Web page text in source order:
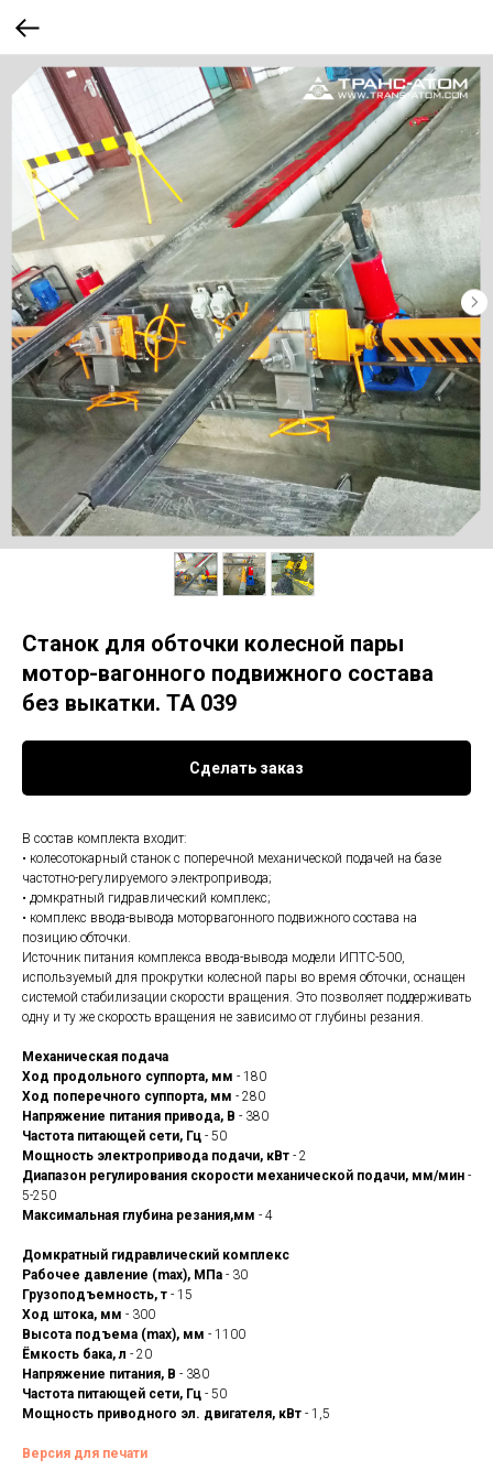
Станок для обточки колесной пары
мотор-вагонного подвижного состава
без выкатки. ТА 039
Сделать заказ
В состав комплекта входит:
• колесотокарный станок с поперечной механической подачей на базе
частотно-регулируемого электропривода;
• домкратный гидравлический комплекс;
• комплекс ввода-вывода моторвагонного подвижного состава на
позицию обточки.
Источник питания комплекса ввода-вывода модели ИПТС-500,
используемый для прокрутки колесной пары во время обточки, оснащен
системой стабилизации скорости вращения. Это позволяет поддерживать
одну и ту же скорость вращения не зависимо от глубины резания.
Механическая подача
Ход продольного суппорта, мм - 180
Ход поперечного суппорта, мм - 280
Напряжение питания привода, В - 380
Частота питающей сети, Гц - 50
Мощность электропривода подачи, кВт - 2
Диапазон регулирования скорости механической подачи, мм/мин -
5-250
Максимальная глубина резания,мм - 4
Домкратный гидравлический комплекс
Рабочее давление (max), МПа - 30
Грузоподъемность, т - 15
Ход штока, мм - 300
Высота подъема (max), мм - 1100
Ёмкость бака, л - 20
Напряжение питания, В - 380
Частота питающей сети, Гц - 50
Мощность приводного эл. двигателя, кВт - 1,5
Версия для печати